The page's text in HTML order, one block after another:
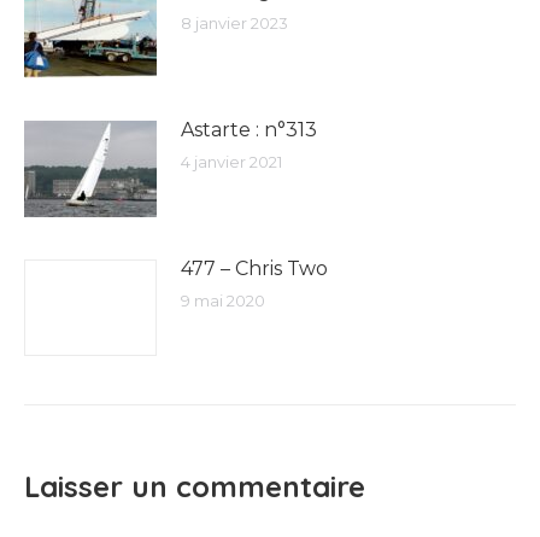
8 janvier 2023
Astarte : n°313
4 janvier 2021
477 – Chris Two
9 mai 2020
Laisser un commentaire